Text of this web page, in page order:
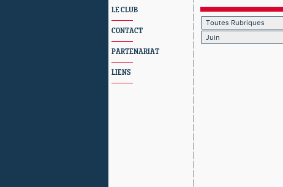
LE CLUB
CONTACT
PARTENARIAT
LIENS